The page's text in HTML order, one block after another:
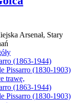
Arsenał, Stary